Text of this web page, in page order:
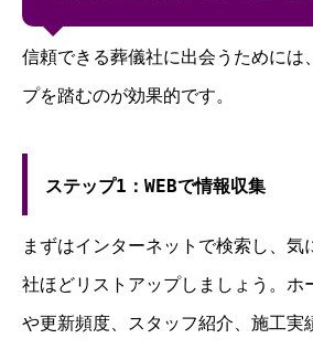
信頼できる葬儀社に出会うためには
プを踏むのが効果的です。
ステップ1：WEBで情報収集
まずはインターネットで検索し、
社ほどリストアップしましょう。ホ
や更新頻度、スタッフ紹介、施工実